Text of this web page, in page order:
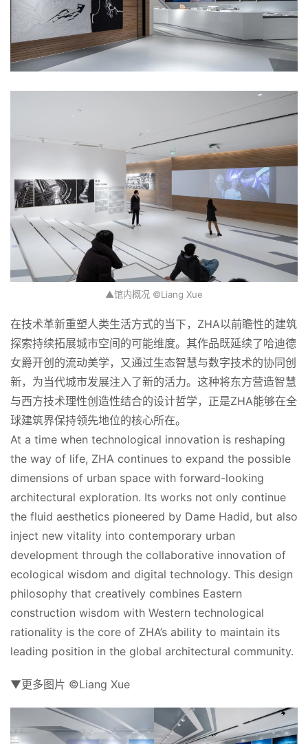
首
页
例
快
讯
工
作
搜
索
在
线
看
要
投
稿
中
文
登录
▲馆内概况 ©Liang Xue
在技术革新重塑人类生活方式的当下，ZHA以前瞻性的建筑
探索持续拓展城市空间的可能维度。其作品既延续了哈迪德
女爵开创的流动美学，又通过生态智慧与数字技术的协同创
新，为当代城市发展注入了新的活力。这种将东方营造智慧
与西方技术理性创造性结合的设计哲学，正是ZHA能够在全
球建筑界保持领先地位的核心所在。
At a time when technological innovation is reshaping
the way of life, ZHA continues to expand the possible
dimensions of urban space with forward-looking
architectural exploration. Its works not only continue
the fluid aesthetics pioneered by Dame Hadid, but also
inject new vitality into contemporary urban
development through the collaborative innovation of
ecological wisdom and digital technology. This design
philosophy that creatively combines Eastern
construction wisdom with Western technological
rationality is the core of ZHA’s ability to maintain its
leading position in the global architectural community.
▼更多图片 ©Liang Xue